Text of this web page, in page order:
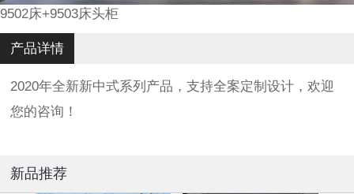
9502床+9503床头柜
产品详情
2020年全新新中式系列产品，支持全案定制设计，欢迎
您的咨询！
新品推荐